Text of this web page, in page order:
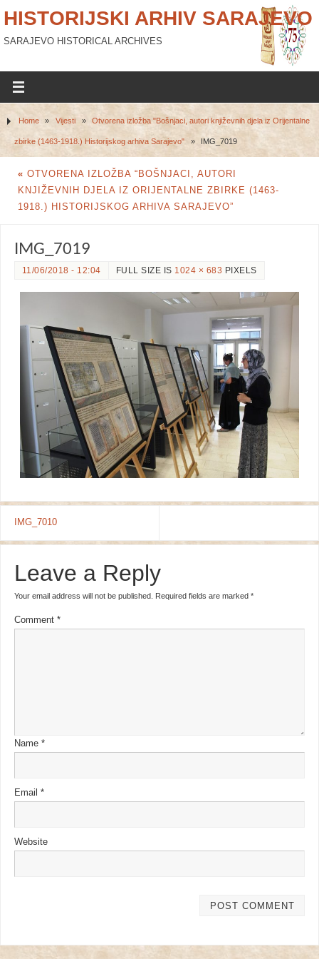
HISTORIJSKI ARHIV SARAJEVO
SARAJEVO HISTORICAL ARCHIVES
Home » Vijesti » Otvorena izložba "Bošnjaci, autori književnih djela iz Orijentalne
zbirke (1463-1918.) Historijskog arhiva Sarajevo" » IMG_7019
« OTVORENA IZLOŽBA “BOŠNJACI, AUTORI
KNJIŽEVNIH DJELA IZ ORIJENTALNE ZBIRKE (1463-
1918.) HISTORIJSKOG ARHIVA SARAJEVO”
IMG_7019
11/06/2018 - 12:04 FULL SIZE IS 1024 × 683 PIXELS
IMG_7010
Leave a Reply
Your email address will not be published. Required fields are marked *
Comment *
Name *
Email *
Website